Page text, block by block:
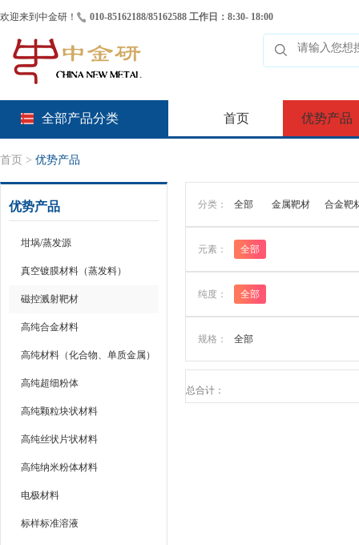
欢迎来到中金研！ 010-85162188/85162588 工作日：8:30- 18:00
全部产品分类 首页 优势产品
首页 > 优势产品
优势产品
坩埚/蒸发源
真空镀膜材料（蒸发料）
磁控溅射靶材
高纯合金材料
高纯材料（化合物、单质金属）
高纯超细粉体
高纯颗粒块状材料
高纯丝状片状材料
高纯纳米粉体材料
电极材料
标样标准溶液
分类： 全部 金属靶材 合金靶
元素： 全部
纯度： 全部
规格： 全部
总合计：